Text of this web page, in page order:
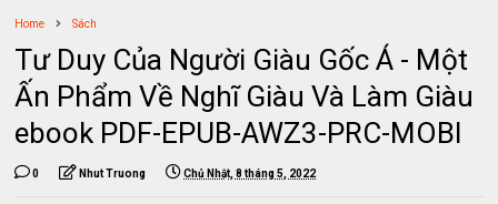
Home Sách
Tư Duy Của Người Giàu Gốc Á - Một
Ấn Phẩm Về Nghĩ Giàu Và Làm Giàu
ebook PDF-EPUB-AWZ3-PRC-MOBI
0 Nhut Truong Chủ Nhật, 8 tháng 5, 2022